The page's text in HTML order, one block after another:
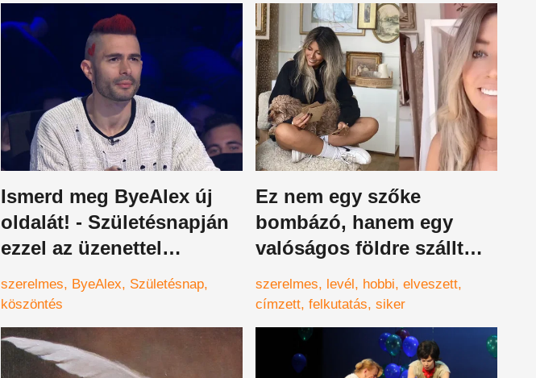
Ismerd meg ByeAlex új
oldalát! - Születésnapján
ezzel az üzenettel
kedveskedett párjának
szerelmes ByeAlex
Születésnap
köszöntés
Ez nem egy szőke
bombázó, hanem egy
valóságos földre szállt
angyal
szerelmes levél hobbi elveszett
címzett felkutatás siker